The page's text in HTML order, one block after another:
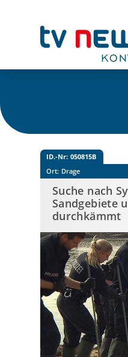
ID.-Nr: 050815B
Ort: Drage
Suche nach
Sandgebiete
durchkämmt